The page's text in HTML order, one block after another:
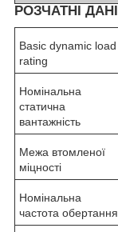
РОЗЧАТНІ ДАНІ
Basic dynamic load
rating
Номінальна
статична
вантажність
Межа втомленої
міцності
Номінальна
частота обертання